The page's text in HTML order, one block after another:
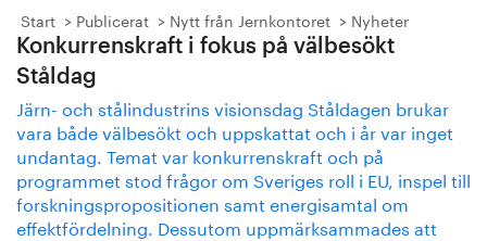
Start Publicerat Nytt från Jernkontoret Nyheter
Konkurrenskraft i fokus på välbesökt
Ståldag
Järn- och stålindustrins visionsdag Ståldagen brukar
vara både välbesökt och uppskattat och i år var inget
undantag. Temat var konkurrenskraft och på
programmet stod frågor om Sveriges roll i EU, inspel till
forskningspropositionen samt energisamtal om
effektfördelning. Dessutom uppmärksammades att